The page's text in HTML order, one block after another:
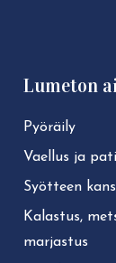
Lumeton
Pyöräily
Vaellus ja
Syötteen
Kalastus,
marjastus